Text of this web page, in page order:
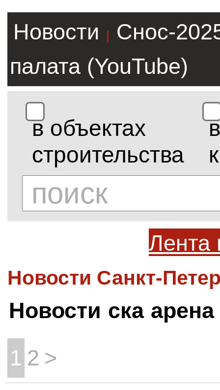
Новости |
Снос-
палата (YouTube)
в объектах
строительства
в
Лента
Новости Санкт-
Новости ска арена
1 2 >